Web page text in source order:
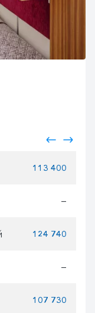
113 400
—
124 740
—
107 730